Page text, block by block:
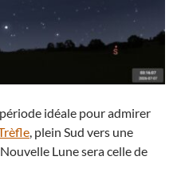
idéale pour admirer
, plein Sud vers une
Lune sera celle de